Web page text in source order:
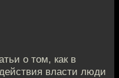
о том, как в
власти люди